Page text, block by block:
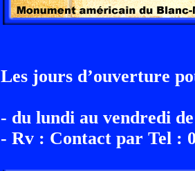
Les jours d’ouverture
- du lundi au vendredi
- Rv : Contact par Tel :